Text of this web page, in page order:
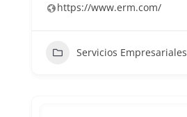
https://www.erm.com/
Servicios Empresariales